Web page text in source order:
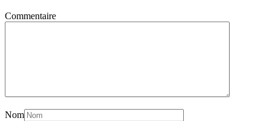
Commentaire
Nom